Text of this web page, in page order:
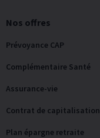
Nos offres
Prévoyance CAP
Complémentaire Santé
Assurance-vie
Contrat de capitalisation
Plan épargne retraite